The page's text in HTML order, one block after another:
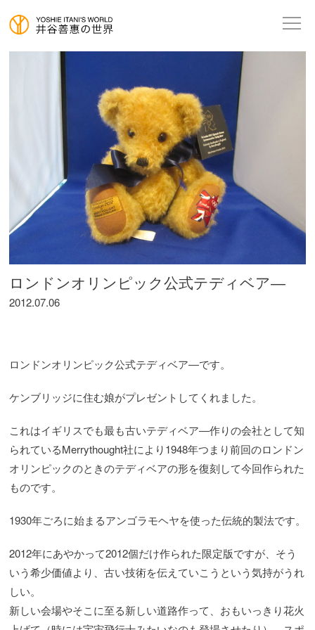
ロンドンオリンピック公式テディベア―
2012.07.06
ロンドンオリンピック公式テディベア―です。
ケンブリッジに住む娘がプレゼントしてくれました。
これはイギリスでも最も古いテディベア―作りの会社として知
られているMerrythought社により1948年つまり前回のロンドン
オリンピックのときのテディベアの形を復刻して今回作られた
ものです。
1930年ごろに始まるアンゴラモヘヤを使った伝統的製法です。
2012年にあやかって2012個だけ作られた限定版ですが、そう
いう希少価値より、古い技術を伝えていこうという気持がうれ
しい。
新しい会場やそこに至る新しい道路作って、おもいっきり花火